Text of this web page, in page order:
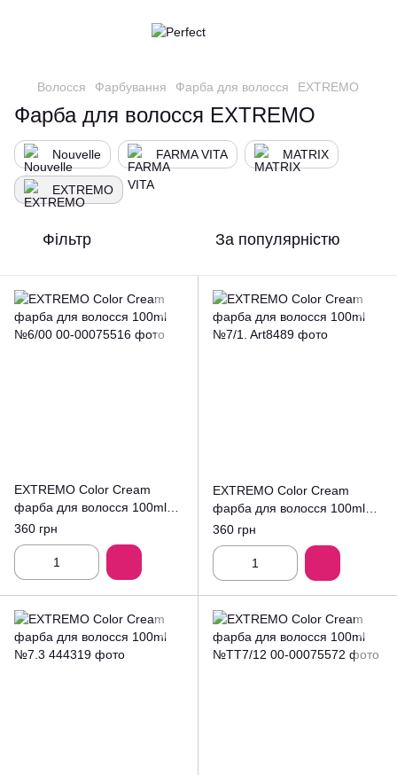
Волосся Фарбування Фарба для волосся EXTREMO
Фарба для волосся EXTREMO
Nouvelle FARMA VITA MATRIX
EXTREMO
Фільтр За популярністю
EXTREMO Color Cream
фарба для волосся 100ml
№6/00
360 грн
EXTREMO Color Cream
фарба для волосся 100ml
№7/1.
360 грн